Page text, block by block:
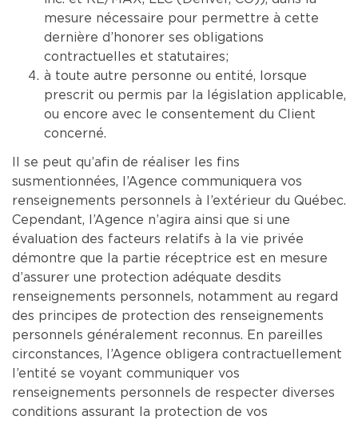
mesure nécessaire pour permettre à cette
dernière d’honorer ses obligations
contractuelles et statutaires;
à toute autre personne ou entité, lorsque
prescrit ou permis par la législation applicable,
ou encore avec le consentement du Client
concerné.
Il se peut qu’afin de réaliser les fins
susmentionnées, l’Agence communiquera vos
renseignements personnels à l’extérieur du Québec.
Cependant, l’Agence n’agira ainsi que si une
évaluation des facteurs relatifs à la vie privée
démontre que la partie réceptrice est en mesure
d’assurer une protection adéquate desdits
renseignements personnels, notamment au regard
des principes de protection des renseignements
personnels généralement reconnus. En pareilles
circonstances, l’Agence obligera contractuellement
l’entité se voyant communiquer vos
renseignements personnels de respecter diverses
conditions assurant la protection de vos